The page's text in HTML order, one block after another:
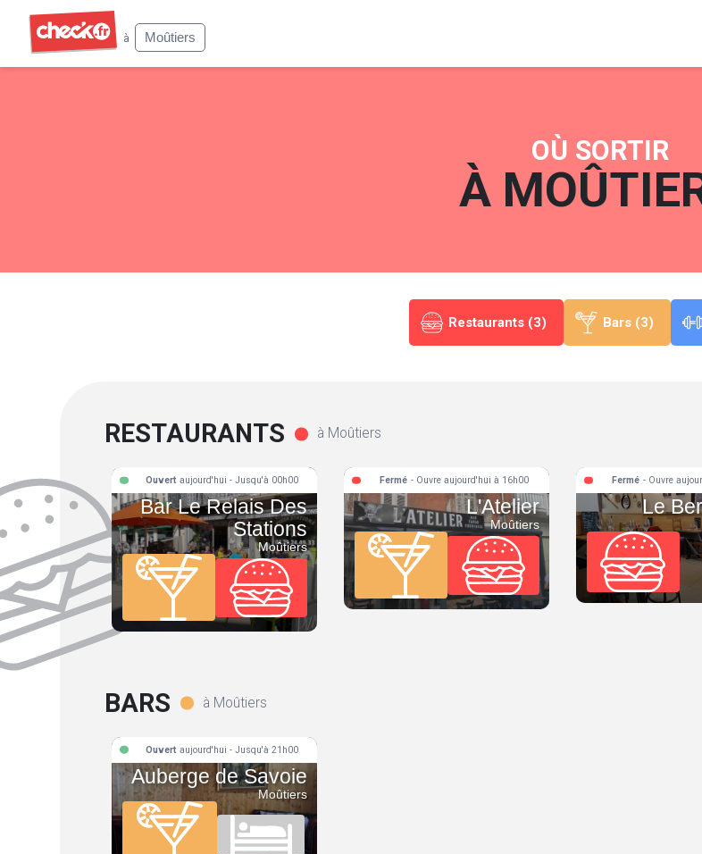
à
Moûtiers
OÙ SORTIR
À
Restaurants (3) Bars (3)
RESTAURANTS à Moûtiers
Bar Le Relais Des
Stations
Moûtiers
Ouvert aujourd'hui - Jusqu'à 00h00
L'Atelier
Moûtiers
Fermé - Ouvre aujourd'hui à 16h00
Le
Fermé - Ouvre
BARS à Moûtiers
Auberge de Savoie
Moûtiers
Ouvert aujourd'hui - Jusqu'à 21h00